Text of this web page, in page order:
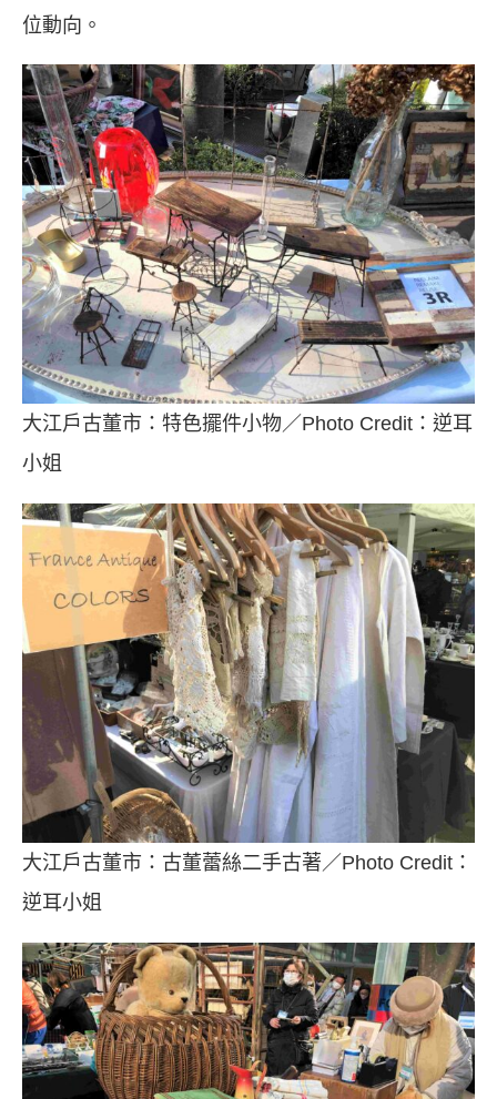
位動向。
大江戶古董市：特色擺件小物／Photo Credit：逆耳
小姐
大江戶古董市：古董蕾絲二手古著／Photo Credit：
逆耳小姐